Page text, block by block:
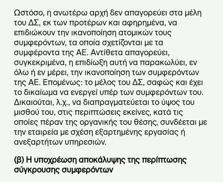
Ωστόσο, η ανωτέρω αρχή δεν απαγορεύει στα μέλη
του ΔΣ, εκ των προτέρων και αφηρημένα, να
επιδιώκουν την ικανοποίηση ατομικών τους
συμφερόντων, τα οποία σχετίζονται με τα
συμφέροντα της ΑΕ. Αντίθετα απαγορεύει,
συγκεκριμένα, η επιδίωξη αυτή να παρακωλύει, εν
όλω ή εν μέρει, την ικανοποίηση των συμφερόντων
της ΑΕ. Επομένως: το μέλος του ΔΣ, σαφώς και έχει
το δικαίωμα να ενεργεί υπέρ των συμφερόντων του.
Δικαιούται, λ.χ., να διαπραγματεύεται το ύψος του
μισθού του, στις περιπτώσεις εκείνες, κατά τις
οποίες πέραν της οργανικής του θέσης, συνδέεται με
την εταιρεία με σχέση εξαρτημένης εργασίας ή
ανεξαρτήτων υπηρεσιών.
(β) Η υποχρέωση αποκάλυψης της περίπτωσης
σύγκρουσης συμφερόντων